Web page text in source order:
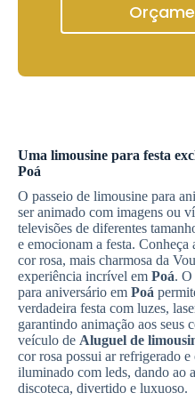
Uma limousine para festa
Poá
O passeio de limousine para
ser animado com imagens ou
televisões de diferentes
e emocionam a festa. Conheça
cor rosa, mais charmosa da
experiência incrível em Poá. O
para aniversário em Poá
verdadeira festa com luzes,
garantindo animação aos seus
veículo de Aluguel de
cor rosa possui ar refrigerado
iluminado com leds, dando ao
discoteca, divertido e luxuoso.